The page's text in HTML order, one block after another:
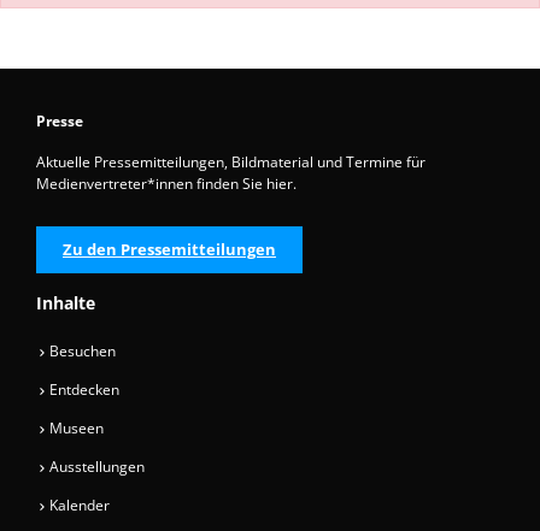
Presse
Aktuelle Pressemitteilungen, Bildmaterial und Termine für
Medienvertreter*innen finden Sie hier.
Zu den Pressemitteilungen
Inhalte
Besuchen
Entdecken
Museen
Ausstellungen
Kalender